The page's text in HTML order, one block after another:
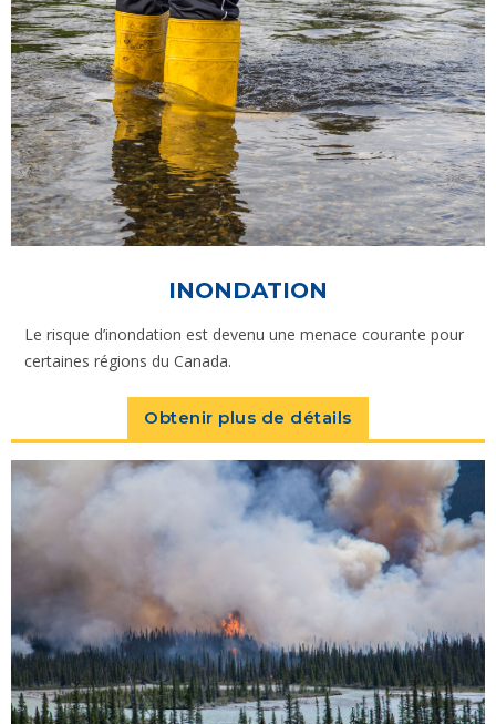
INONDATION
Le risque d’inondation est devenu une menace courante pour
certaines régions du Canada.
Obtenir plus de détails